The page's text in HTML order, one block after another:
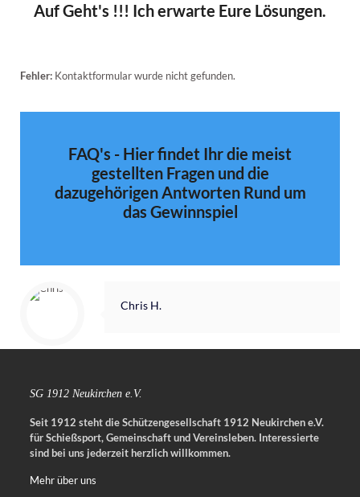
Auf Geht's !!! Ich erwarte Eure Lösungen.
Fehler: Kontaktformular wurde nicht gefunden.
FAQ's - Hier findet Ihr die meist
gestellten Fragen und die
dazugehörigen Antworten Rund um
das Gewinnspiel
Chris H.
SG 1912 Neukirchen e.V.
Seit 1912 steht die Schützengesellschaft 1912 Neukirchen e.V.
für Schießsport, Gemeinschaft und Vereinsleben. Interessierte
sind bei uns jederzeit herzlich willkommen.
Mehr über uns